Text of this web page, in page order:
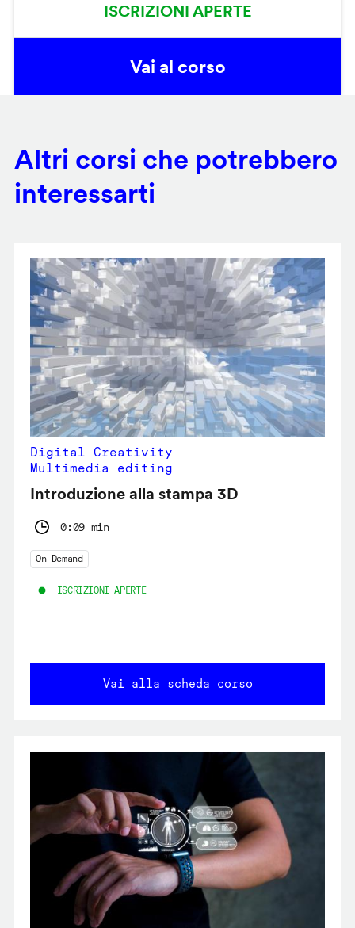
ISCRIZIONI APERTE
Vai al corso
Altri corsi che potrebbero
interessarti
Digital Creativity
Multimedia editing
Introduzione alla stampa 3D
0:09 min
On Demand
ISCRIZIONI APERTE
Vai alla scheda corso